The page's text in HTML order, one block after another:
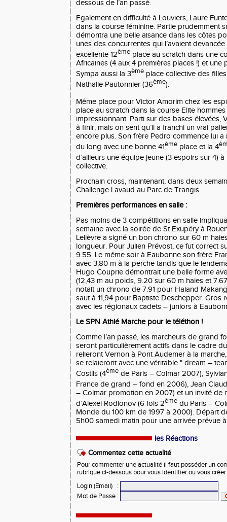
dessous de l’an passé.
Egalement en difficulté à Louviers, Laure
dans la course féminine. Partie prudemment
démontra une belle aisance dans les côtes
unes des concurrentes qui l’avaient
excellente 12ème place au scratch dans une
Africaines (4 aux 4 premières places !) et une
Sympa aussi la 3ème place collective des
Nathalie Pautonnier (36ème).
Même place pour Victor Amorim chez les
place au scratch dans la course Elite
impressionnant. Parti sur des bases élevées,
à finir, mais on sent qu’il a franchi un vrai
encore plus. Son frère Pedro commence lui
du long avec une bonne 41ème place et la 4
d’ailleurs une équipe jeune (3 espoirs sur 4)
collective.
Prochain cross, maintenant, dans deux
Challenge Lavaud au Parc de Trangis.
Premières performances en salle :
Pas moins de 3 compétitions en salle
semaine avec la soirée de St Exupéry à
Lelièvre a signé un bon chrono sur 60 m
longueur. Pour Julien Prévost, ce fut correct
9.55. Le même soir à Eaubonne son frère
avec 3,80 m à la perche tandis que le
Hugo Couprie démontrait une belle forme
(12,43 m au poids, 9.20 sur 60 m haies et
notait un chrono de 7.91 pour Haland
saut à 11,94 pour Baptiste Deschepper. Gros
avec les régionaux cadets – juniors à
Le SPN Athlé Marche pour le téléthon !
Comme l’an passé, les marcheurs de grand
seront particulièrement actifs dans le cadre
relieront Vernon à Pont Audemer à la
se relaieront avec une véritable " dream –
Costils (4ème de Paris – Colmar 2007),
France de grand – fond en 2006), Jean
– Colmar promotion en 2007) et un invité de
d’Alexei Rodionov (6 fois 2ème du Paris –
Monde du 100 km de 1997 à 2000). Départ
5h00 samedi matin pour une arrivée prévue
les Réactions
Commentez cette actualité
Pour commenter une actualité il faut posséder un
rubrique ci-dessous pour vous identifier ou vous
Login (Email)
:
Mot de Passe :